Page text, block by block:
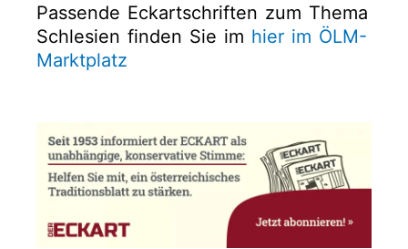
Passende Eckartschriften zum Thema
Schlesien finden Sie im hier im ÖLM-
Marktplatz